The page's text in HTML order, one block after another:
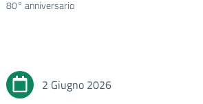
80° anniversario
2 Giugno 2026